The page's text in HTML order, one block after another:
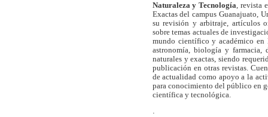
Naturaleza y Tecnología , revista
Exactas del campus Guanajuato,
su revisión y arbitraje, artículos
sobre temas actuales de
mundo científico y académico en
astronomía, biología y farmacia,
naturales y exactas, siendo
publicación en otras revistas.
de actualidad como apoyo a la
para conocimiento del público en
científica y tecnológica.